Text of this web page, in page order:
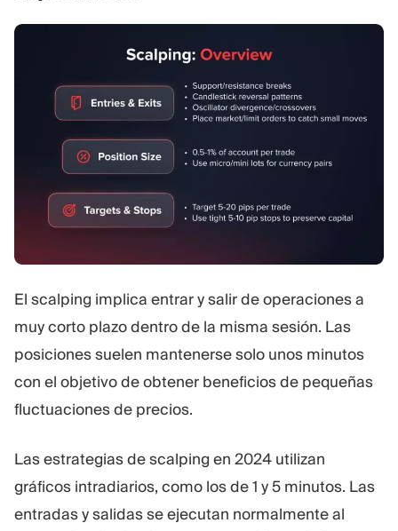
El scalping implica entrar y salir de operaciones a
muy corto plazo dentro de la misma sesión. Las
posiciones suelen mantenerse solo unos minutos
con el objetivo de obtener beneficios de pequeñas
fluctuaciones de precios.
Las estrategias de scalping en 2024 utilizan
gráficos intradiarios, como los de 1 y 5 minutos. Las
entradas y salidas se ejecutan normalmente al